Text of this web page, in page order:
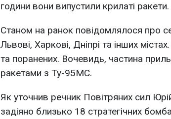
години вони випустили крилаті ракети.
Станом на ранок повідомлялося про
Львові, Харкові, Дніпрі та інших
та поранених. Вочевидь, частина
ракетами з Ту-95МС.
Як уточнив речник Повітряних сил
задіяно близько 18 стратегічних